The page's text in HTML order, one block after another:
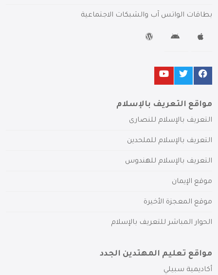
بطاقات الواتس آب والشبكات الاجتماعية
مواقع التعريف بالإسلام
التعريف بالإسلام للنصارى
التعريف بالإسلام للملحدين
التعريف بالإسلام للهندوس
موقع الإيمان
موقع المعجزة الأخيرة
الحوار المباشر للتعريف بالإسلام
مواقع تعليم المهتدين الجدد
أكاديمية سبيلي